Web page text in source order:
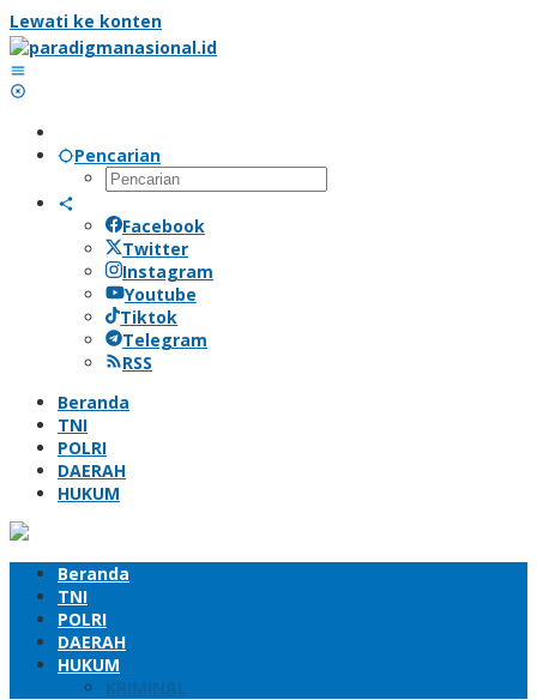
Lewati ke konten
Pencarian
Facebook
Twitter
Instagram
Youtube
Tiktok
Telegram
RSS
Beranda
TNI
POLRI
DAERAH
HUKUM
Beranda
TNI
POLRI
DAERAH
HUKUM
KRIMINAL